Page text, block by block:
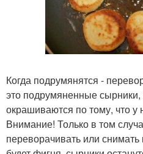
Когда подрумянятся -
это подрумяненные сырники,
окрашиваются по тому, что у
Внимание! Только в том
переворачивать или снимать